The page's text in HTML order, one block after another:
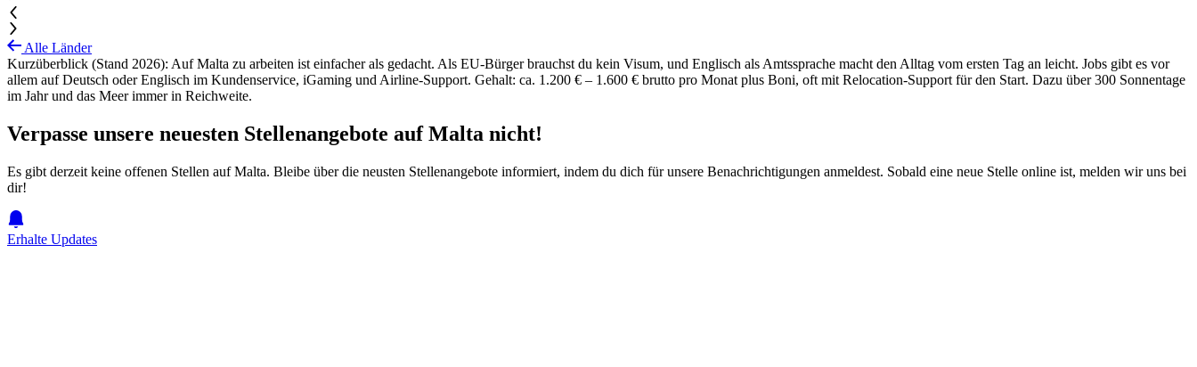
Alle Länder
Kurzüberblick (Stand 2026): Auf Malta zu arbeiten ist einfacher als gedacht. Als EU-Bürger brauchst du kein Visum, und Englisch als Amtssprache macht den Alltag vom ersten Tag an leicht. Jobs gibt es vor
allem auf Deutsch oder Englisch im Kundenservice, iGaming und Airline-Support. Gehalt: ca. 1.200 € – 1.600 € brutto pro Monat plus Boni, oft mit Relocation-Support für den Start. Dazu über 300 Sonnentage
im Jahr und das Meer immer in Reichweite.
Verpasse unsere neuesten Stellenangebote auf Malta nicht!
Es gibt derzeit keine offenen Stellen auf Malta. Bleibe über die neusten Stellenangebote informiert, indem du dich für unsere Benachrichtigungen anmeldest. Sobald eine neue Stelle online ist, melden wir uns bei
dir!
Erhalte Updates